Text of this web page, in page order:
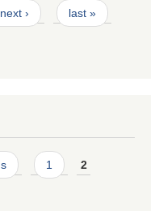
next › last »
1 2